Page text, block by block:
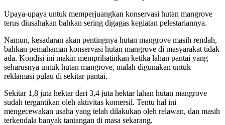
Upaya-upaya untuk memperjuangkan konservasi hutan mangrove
terus diusahakan bahkan sering digagas kegiatan pelestariannya.
Namun, kesadaran akan pentingnya hutan mangrove masih rendah,
bahkan pemahaman konservasi hutan mangrove di masyarakat tidak
ada. Kondisi ini makin memprihatinkan ketika lahan pantai yang
seharusnya untuk hutan mangrove, malah digunakan untuk
reklamasi pulau di sekitar pantai.
Sekitar 1,8 juta hektar dari 3,4 juta hektar lahan hutan mangrove
sudah tergantikan oleh aktivitas komersil. Tentu hal ini
mengecewakan usaha yang telah dilakukan oleh relawan, dan masih
terkendala banyak tantangan di masa sekarang.